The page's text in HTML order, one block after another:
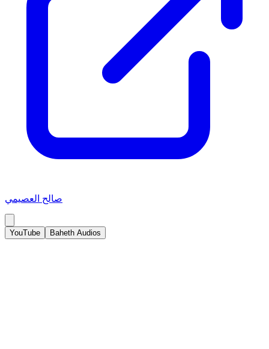
صالح العصيمي
YouTube Baheth Audios